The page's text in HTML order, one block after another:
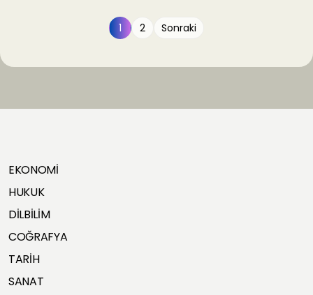
1 2 Sonraki
EKONOMİ
HUKUK
DİLBİLİM
COĞRAFYA
TARİH
SANAT